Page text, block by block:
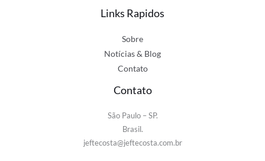
Links Rapidos
Sobre
Notícias & Blog
Contato
Contato
São Paulo – SP.
Brasil.
jeftecosta@jeftecosta.com.br